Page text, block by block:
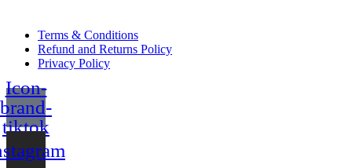
Terms & Conditions
Refund and Returns Policy
Privacy Policy
Icon-
brand-
tiktok